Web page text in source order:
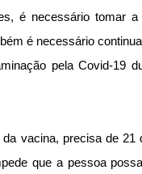
é necessário tomar a
é necessário
pela Covid-19
vacina, precisa de 21
que a pessoa